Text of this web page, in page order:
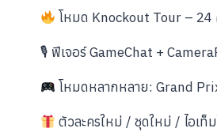
โหมด Knockout Tour – 24
🎙 ฟีเจอร์ GameChat +
โหมดหลากหลาย: Grand
ตัวละครใหม่ / ชุดใหม่ / ไอเ